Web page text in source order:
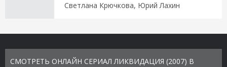
Светлана Крючкова, Юрий Лахин
СМОТРЕТЬ ОНЛАЙН СЕРИАЛ ЛИКВИДАЦИЯ (2007) В